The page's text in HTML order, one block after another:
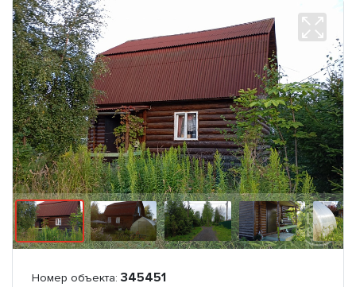
Номер объекта: 345451